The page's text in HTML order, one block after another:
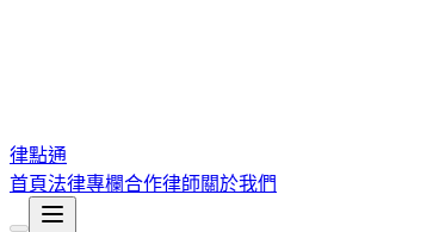
律點通
首頁法律專欄合作律師關於我們